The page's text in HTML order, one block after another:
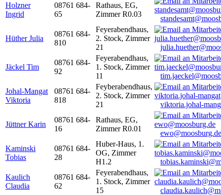
Holzner
Ingrid
08761 684-
65
Rathaus, EG,
Zimmer R0.03
Hüther Julia
08761 684-
810
Feyerabendhaus,
2. Stock, Zimmer
21
Jäckel Tim
08761 684-
92
Feyerabendhaus,
1. Stock, Zimmer
11
Johal-Mangat
Viktoria
08761 684-
818
Feyberabendhaus,
2. Stock, Zimmer
21
viktoria.johal-
Jüttner Karin
08761 684-
16
Rathaus, EG,
Zimmer R0.01
ewo@moosburg.de
Kaminski
Tobias
08761 684-
28
Huber-Haus, 1.
OG, Zimmer
H1.2
Kaulich
Claudia
08761 684-
62
Feyerabendhaus,
1. Stock, Zimmer
15